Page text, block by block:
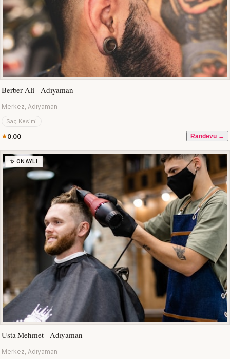
Berber Ali - Adıyaman
Merkez, Adıyaman
Saç Kesimi
0.00 Randevu →
✨ ONAYLI
Usta Mehmet - Adıyaman
Merkez, Adıyaman